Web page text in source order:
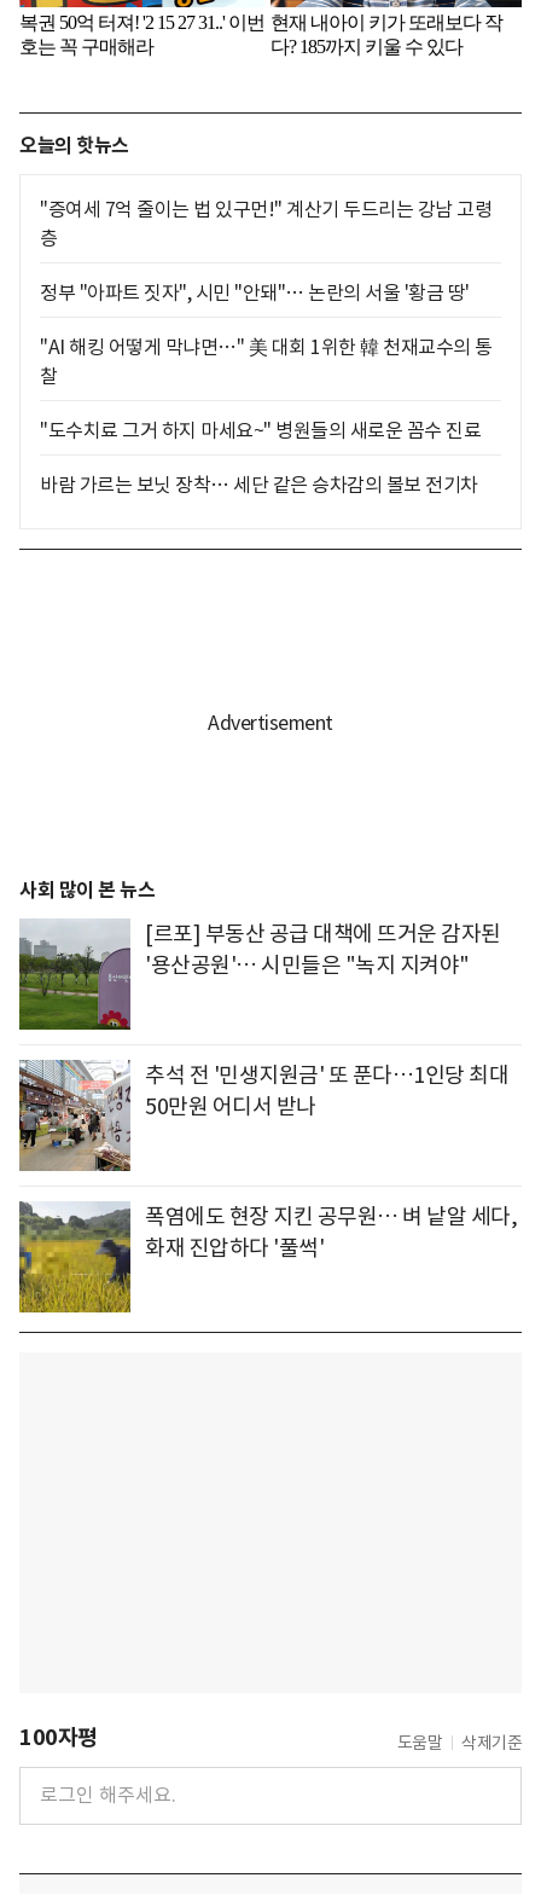
오늘의 핫뉴스
"증여세 7억 줄이는 법 있구먼!" 계산기 두드리는 강남 고령
층
정부 "아파트 짓자", 시민 "안돼"… 논란의 서울 '황금 땅'
"AI 해킹 어떻게 막냐면…" 美 대회 1위한 韓 천재교수의 통
찰
"도수치료 그거 하지 마세요~" 병원들의 새로운 꼼수 진료
바람 가르는 보닛 장착… 세단 같은 승차감의 볼보 전기차
사회 많이 본 뉴스
[르포] 부동산 공급 대책에 뜨거운 감자된
'용산공원'… 시민들은 "녹지 지켜야"
추석 전 '민생지원금' 또 푼다…1인당 최대
50만원 어디서 받나
폭염에도 현장 지킨 공무원… 벼 낱알 세다,
화재 진압하다 '풀썩'
100자평 도움말 삭제기준